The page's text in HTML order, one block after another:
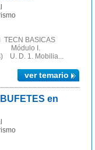
TECN BASICAS
Módulo I.
U. D. 1. Mobilia...
ver temario
en